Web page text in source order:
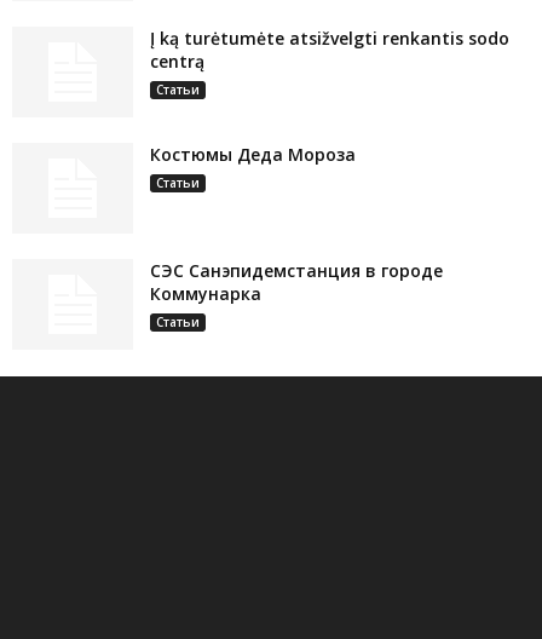
Į ką turėtumėte atsižvelgti renkantis sodo
centrą
Статьи
Костюмы Деда Мороза
Статьи
СЭС Санэпидемстанция в городе
Коммунарка
Статьи